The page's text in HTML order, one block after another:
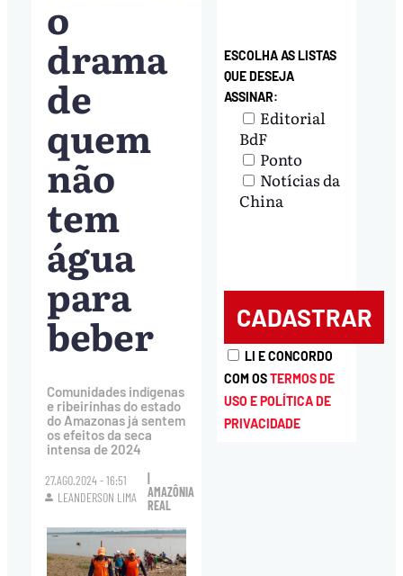
o
drama
de
quem
não
tem
água
para
beber
Comunidades indígenas
e ribeirinhas do estado
do Amazonas já sentem
os efeitos da seca
intensa de 2024
27.AGO.2024 - 16:51
LEANDERSON LIMA
AMAZÔNIA
REAL
ESCOLHA AS LISTAS
QUE DESEJA
ASSINAR:
Editorial
BdF
Ponto
Notícias da
China
LI E CONCORDO
COM OSTERMOS DE
USO E POLÍTICA DE
PRIVACIDADE